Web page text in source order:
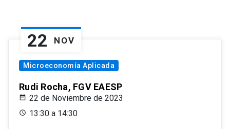
22 NOV
Microeconomía Aplicada
Rudi Rocha, FGV EAESP
22 de Noviembre de 2023
13:30 a 14:30